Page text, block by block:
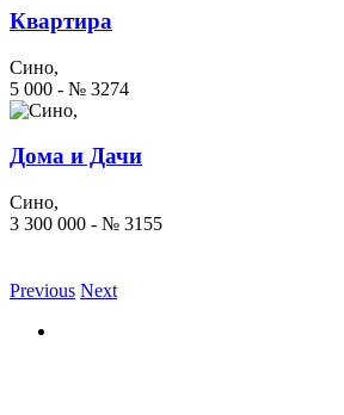
Квартира
Сино,
5 000 - № 3274
Дома и Дачи
Сино,
3 300 000 - № 3155
Previous Next